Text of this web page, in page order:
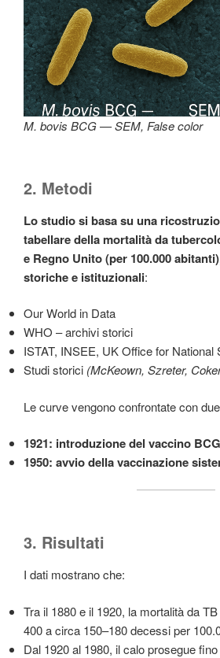
M. bovis BCG — SEM, False color
2. Metodi
Lo studio si basa su una
tabellare della mortalità da
e Regno Unito (per 100.000
storiche e istituzionali:
Our World in Data
WHO – archivi storici
ISTAT, INSEE, UK Office for National
Studi storici (McKeown, Szreter,
Le curve vengono confrontate con
1921: introduzione del vaccino BCG
1950: avvio della vaccinazione
3. Risultati
I dati mostrano che:
Tra il 1880 e il 1920, la mortalità da
400 a circa 150–180 decessi per
Dal 1920 al 1980, il calo prosegue